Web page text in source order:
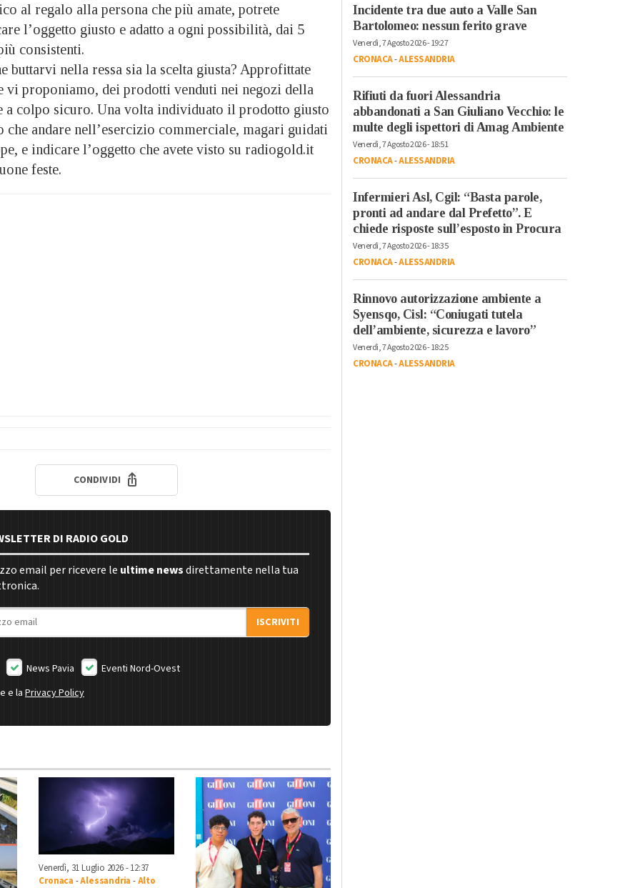
al regalo alla persona che più amate, potrete
l’oggetto giusto e adatto a ogni possibilità, dai 5
consistenti.
buttarvi nella ressa sia la scelta giusta? Approfittate
vi proponiamo, dei prodotti venduti nei negozi della
a colpo sicuro. Una volta individuato il prodotto giusto
che andare nell’esercizio commerciale, magari guidati
e indicare l’oggetto che avete visto su radiogold.it
feste.
CONDIVIDI
DI RADIO GOLD
email per ricevere le ultime newsdirettamente nella tua
ISCRIVITI
News Pavia
Eventi Nord-Ovest
e la Privacy Policy
Venerdì, 31 Luglio 2026 - 12:37
Cronaca -Alessandria -Alto
Incidente tra due auto a Valle San
Bartolomeo: nessun ferito grave
Venerdì, 7 Agosto 2026 - 19:27
CRONACA-ALESSANDRIA
Rifiuti da fuori Alessandria
abbandonati a San Giuliano Vecchio: le
multe degli ispettori di Amag Ambiente
Venerdì, 7 Agosto 2026 - 18:51
CRONACA-ALESSANDRIA
Infermieri Asl, Cgil: “Basta parole,
pronti ad andare dal Prefetto”. E
chiede risposte sull’esposto in Procura
Venerdì, 7 Agosto 2026 - 18:35
CRONACA-ALESSANDRIA
Rinnovo autorizzazione ambiente a
Syensqo, Cisl: “Coniugati tutela
dell’ambiente, sicurezza e lavoro”
Venerdì, 7 Agosto 2026 - 18:25
CRONACA-ALESSANDRIA